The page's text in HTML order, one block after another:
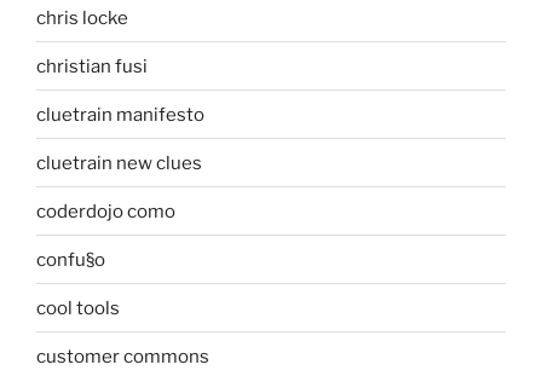
chris locke
christian fusi
cluetrain manifesto
cluetrain new clues
coderdojo como
confu§o
cool tools
customer commons